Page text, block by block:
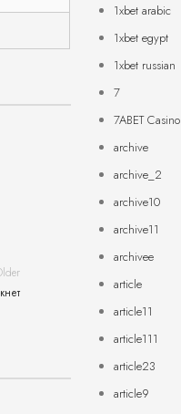
1xbet arabic
1xbet egypt
1xbet russian
7
7ABET Casino
archive
archive_2
archive10
archive11
archivee
article
article11
article111
article23
article9